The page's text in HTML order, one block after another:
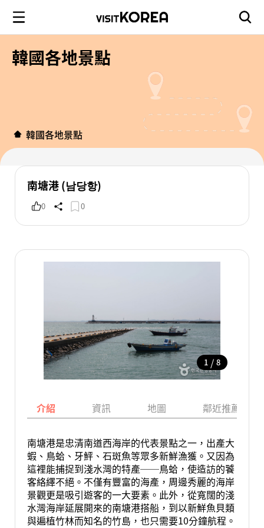
韓國各地景點
韓國各地景點
南塘港 (남당항)
0 0
1 / 8
介紹 資訊 地圖 鄰近推薦景點
南塘港是忠清南道西海岸的代表景點之一，出產大
蝦、鳥蛤、牙鮃、石斑魚等眾多新鮮漁獲。又因為
這裡能捕捉到淺水灣的特產──鳥蛤，使造訪的饕
客絡繹不絕。不僅有豐富的海產，周邊秀麗的海岸
景觀更是吸引遊客的一大要素。此外，從寬闊的淺
水灣海岸延展開來的南塘港搭船，到以新鮮魚貝類
與遍植竹林而知名的竹島，也只需要10分鐘航程。